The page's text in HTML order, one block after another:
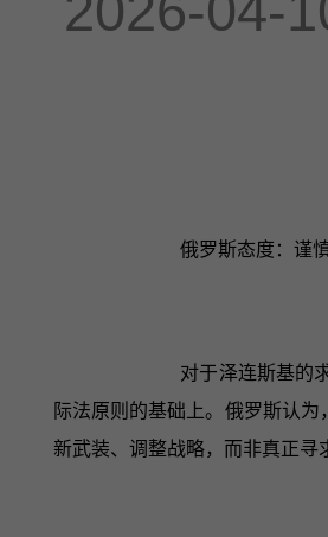
俄罗斯态度：谨
对于泽连斯基的
际法原则的基础上。俄罗斯认
新武装、调整战略，而非真正寻